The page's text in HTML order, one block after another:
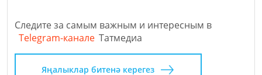
Следите за самым важным и интересным в
Telegram-канале Татмедиа
Яңалыклар битенә керегез